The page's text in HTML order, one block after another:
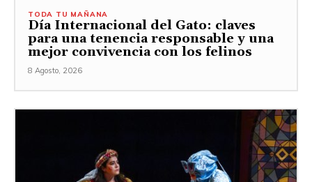
TODA TU MAÑANA
Día Internacional del Gato: claves
para una tenencia responsable y una
mejor convivencia con los felinos
8 Agosto, 2026